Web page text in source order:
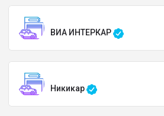
ВИА ИНТЕРКАР
Никикар